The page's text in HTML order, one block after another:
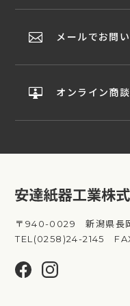
メールでお問
オンライン商
〒940-0029 新潟県長
TEL(0258)24-2145